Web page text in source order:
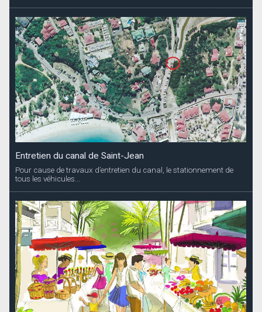
Entretien du canal de Saint-Jean
Pour cause de travaux d’entretien du canal, le stationnement de
tous les véhicules...